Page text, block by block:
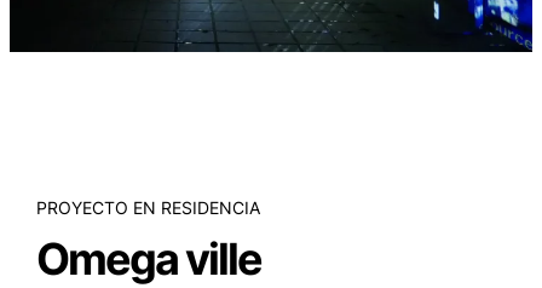
PROYECTO EN RESIDENCIA
Omega ville